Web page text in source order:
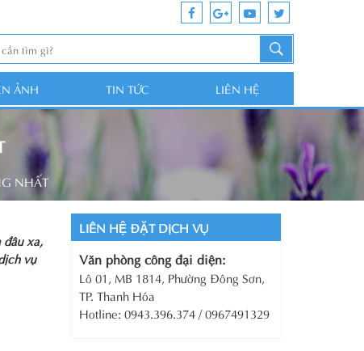
ẢNH TIN TỨC LIÊN HỆ
NHẤT
xa,
vụ
LIÊN HỆ ĐẶT DỊCH VỤ
Văn phòng công đại diện:
Lô 01, MB 1814, Phường Đông Sơn,
TP. Thanh Hóa
Hotline: 0943.396.374 / 0967491329